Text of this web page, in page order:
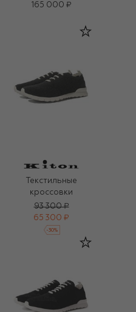
165 000 ₽
Текстильные
кроссовки
93 300 ₽
65 300 ₽
-30%